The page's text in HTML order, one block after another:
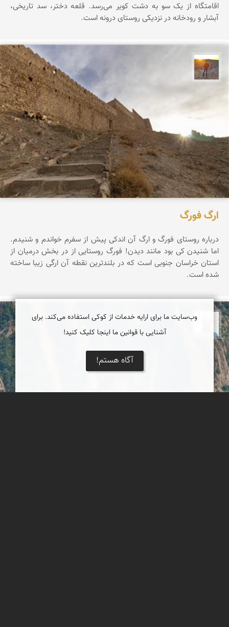
اقامتگاه از یک سو به دشت کویر می‌رسد. قلعه دختر، سد تاریخی،
آبشار و رودخانه در نزدیکی روستای درونه است.
ارگ فورگ
درباره روستای فورگ و ارگ آن اندکی پیش از سفرم خواندم و شنیدم.
اما شنیدن کی بود مانند دیدن! فورگ روستایی از در بخش درمیان از
استان خراسان جنوبی است که در بلندترین نقطه آن ارگی زیبا ساخته
شده است.
وب‌سایت ما برای ارایه خدمات از کوکی استفاده می‌کند. برای
آشنایی با قوانین ما اینجا کلیک کنید!
آگاه هستم!